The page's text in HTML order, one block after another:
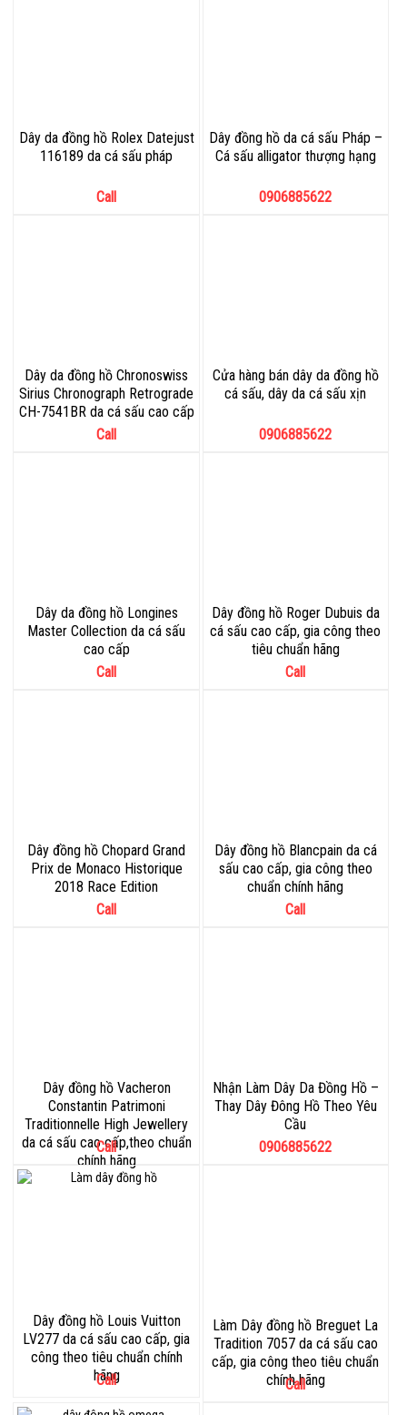
Dây da đồng hồ Rolex Datejust
116189 da cá sấu pháp
Call
Dây đồng hồ da cá sấu Pháp –
Cá sấu alligator thượng hạng
0906885622
Dây da đồng hồ Chronoswiss
Sirius Chronograph Retrograde
CH-7541BR da cá sấu cao cấp
Call
Cửa hàng bán dây da đồng hồ
cá sấu, dây da cá sấu xịn
0906885622
Dây da đồng hồ Longines
Master Collection da cá sấu
cao cấp
Call
Dây đồng hồ Roger Dubuis da
cá sấu cao cấp, gia công theo
tiêu chuẩn hãng
Call
Dây đồng hồ Chopard Grand
Prix de Monaco Historique
2018 Race Edition
Call
Dây đồng hồ Blancpain da cá
sấu cao cấp, gia công theo
chuẩn chính hãng
Call
Dây đồng hồ Vacheron
Constantin Patrimoni
Traditionnelle High Jewellery
da cá sấu cao cấp,theo chuẩn
chính hãng
Call
Nhận Làm Dây Da Đồng Hồ –
Thay Dây Đông Hồ Theo Yêu
Cầu
0906885622
Dây đồng hồ Louis Vuitton
LV277 da cá sấu cao cấp, gia
công theo tiêu chuẩn chính
hãng
Call
Làm Dây đồng hồ Breguet La
Tradition 7057 da cá sấu cao
cấp, gia công theo tiêu chuẩn
chính hãng
Call